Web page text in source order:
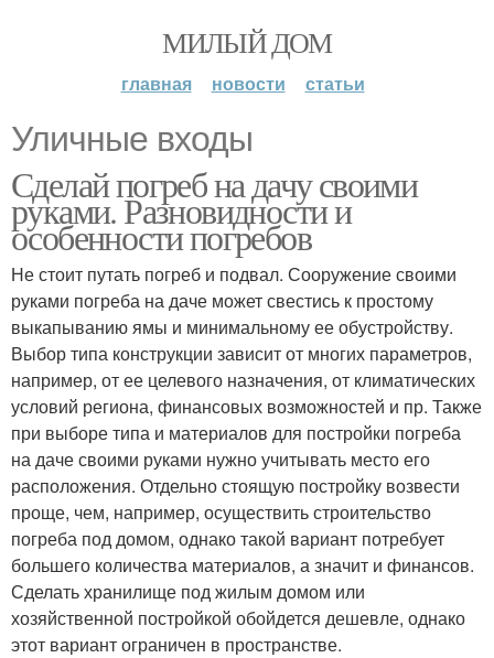
МИЛЫЙ ДОМ
главная новости статьи
Уличные входы
Сделай погреб на дачу своими
руками. Разновидности и
особенности погребов
Не стоит путать погреб и подвал. Сооружение своими
руками погреба на даче может свестись к простому
выкапыванию ямы и минимальному ее обустройству.
Выбор типа конструкции зависит от многих параметров,
например, от ее целевого назначения, от климатических
условий региона, финансовых возможностей и пр. Также
при выборе типа и материалов для постройки погреба
на даче своими руками нужно учитывать место его
расположения. Отдельно стоящую постройку возвести
проще, чем, например, осуществить строительство
погреба под домом, однако такой вариант потребует
большего количества материалов, а значит и финансов.
Сделать хранилище под жилым домом или
хозяйственной постройкой обойдется дешевле, однако
этот вариант ограничен в пространстве.